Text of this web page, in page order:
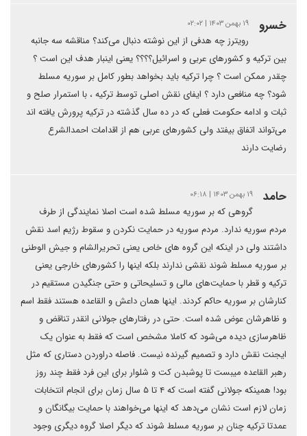
خسرو ۱۹ بهمن ۱۴۰۳ | ۰۲:۰۲
رویترز چه هدفی از این نوشته دنبال می‌کند؟ مناقشه سه جانبه
بین ترکیه و کشورهای عربی و اسرائیل؟؟؟؟ یعنی اینبار هدف این است ؟
چقدر ممکن است ؟ چرا ترکیه باید بخواهد بطور کامل بر سوریه مسلط
شود؟ چه منافعی دارد ؟ ایفای نقش اصلی توسط ترکیه ، با استمرار صلح و
ثبات و ادامه حکومت فعلی که در ده سال گذشته در ترکیه پرورش یافته اند
می‌تواند اتفاق بیفتد ولی کشورهای عربی هم از اقدامات احمدالشرع
رضایت دارند
حامد ۱۹ بهمن ۱۴۰۳ | ۰۶:۱۸
گروهی که بر سوریه مسلط شده است اصلا نمایندگی از طرف
مردم سوریه ندارد. مردم سوریه در حمایت نکردن و سقوط رژیم اسد نقش
داشتند ولی در اینکه این گروه های خاص یعنی تحریرالشام و جیش الوطنی
بر سوریه مسلط شوند نقشی ندارند بلکه اینها را کشورهای خارجی یعنی
ترکیه و قطر با حمایت‌های مالی و تسلیحاتی و حتی جنگیدن مستقیم در
کنارشان بر سوریه حاکم کردند. اینها همان داعش و القاعده هستند فقط اسم
و ظاهرشان عوض شده است. حتی در رفتارهای جولانی انقدر تناقض و
ظاهرسازی دیده می‌شود که کاملا مشخص است که فقط به عنوان یک
ایجنت نقش دارد و تصمیم گیرنده نیست. فاصله دراوردن دستاری که مثل
رهبر القاعده میبست تا پوشبدن کت و شلوار برای این فرد فقط چند روز
بود! همینکه جولانی گفته است که ۴ تا ۵ سال زمان برای انجام انتخابات
زمان لازم است نشان می‌دهد که اینها می‌خواهند با حمایت بیگانگان و
عمدتا ترکیه چنان بر سوریه مسلط شوند که دیگر اصلا گروه دیگری وجود